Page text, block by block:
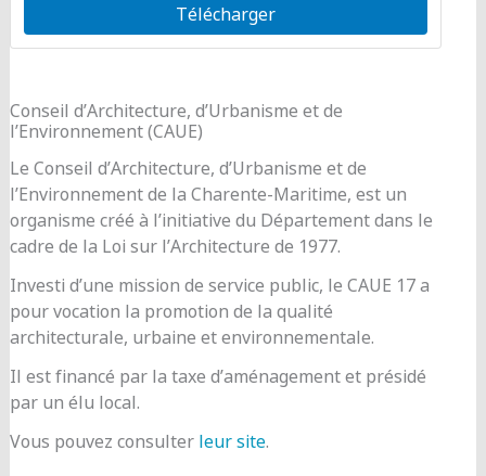
Télécharger
Conseil d’Architecture, d’Urbanisme et de
l’Environnement (CAUE)
Le Conseil d’Architecture, d’Urbanisme et de
l’Environnement de la Charente-Maritime, est un
organisme créé à l’initiative du Département dans le
cadre de la Loi sur l’Architecture de 1977.
Investi d’une mission de service public, le CAUE 17 a
pour vocation la promotion de la qualité
architecturale, urbaine et environnementale.
Il est financé par la taxe d’aménagement et présidé
par un élu local.
Vous pouvez consulter leur site.